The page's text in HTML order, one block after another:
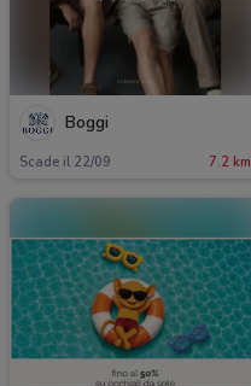
Boggi
Scade il 22/09 7.2 km